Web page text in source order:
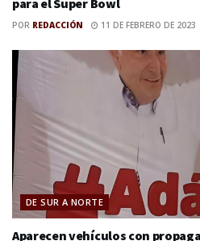
POR REDACCIÓN 11 DE FEBRERO DE 2023
DE SUR A NORTE
Aparecen vehículos con